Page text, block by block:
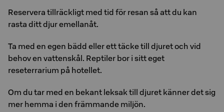
Reservera tillräckligt med tid för resan så att du kan
rasta ditt djur emellanåt.
Ta med en egen bädd eller ett täcke till djuret och vid
behov en vattenskål. Reptiler bor i sitt eget
reseterrarium på hotellet.
Om du tar med en bekant leksak till djuret känner det sig
mer hemma i den främmande miljön.